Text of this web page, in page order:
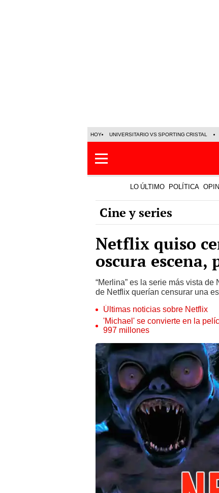
HOY UNIVERSITARIO VS SPORTING CRISTAL
LO ÚLTIMO POLÍTICA
Cine y series
Netflix quiso
oscura escena,
“Merlina” es la serie más vista
de Netflix querían censurar una
Últimas noticias sobre Netflix
'Michael' se convierte en la
997 millones